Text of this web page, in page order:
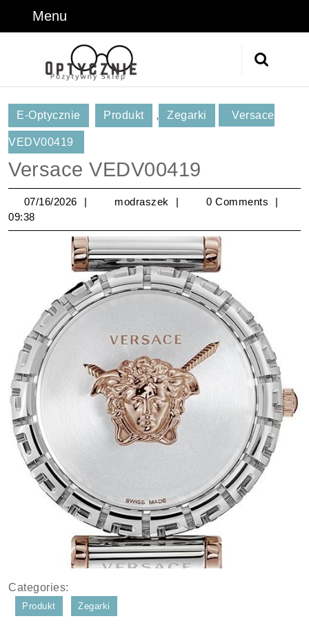
Menu
E-Optycznie Produkt , Zegarki Versace
VEDV00419
Versace VEDV00419
07/16/2026 07/16/2026
modraszek modraszek
0 Comments
09:38
Categories:
Produkt Zegarki